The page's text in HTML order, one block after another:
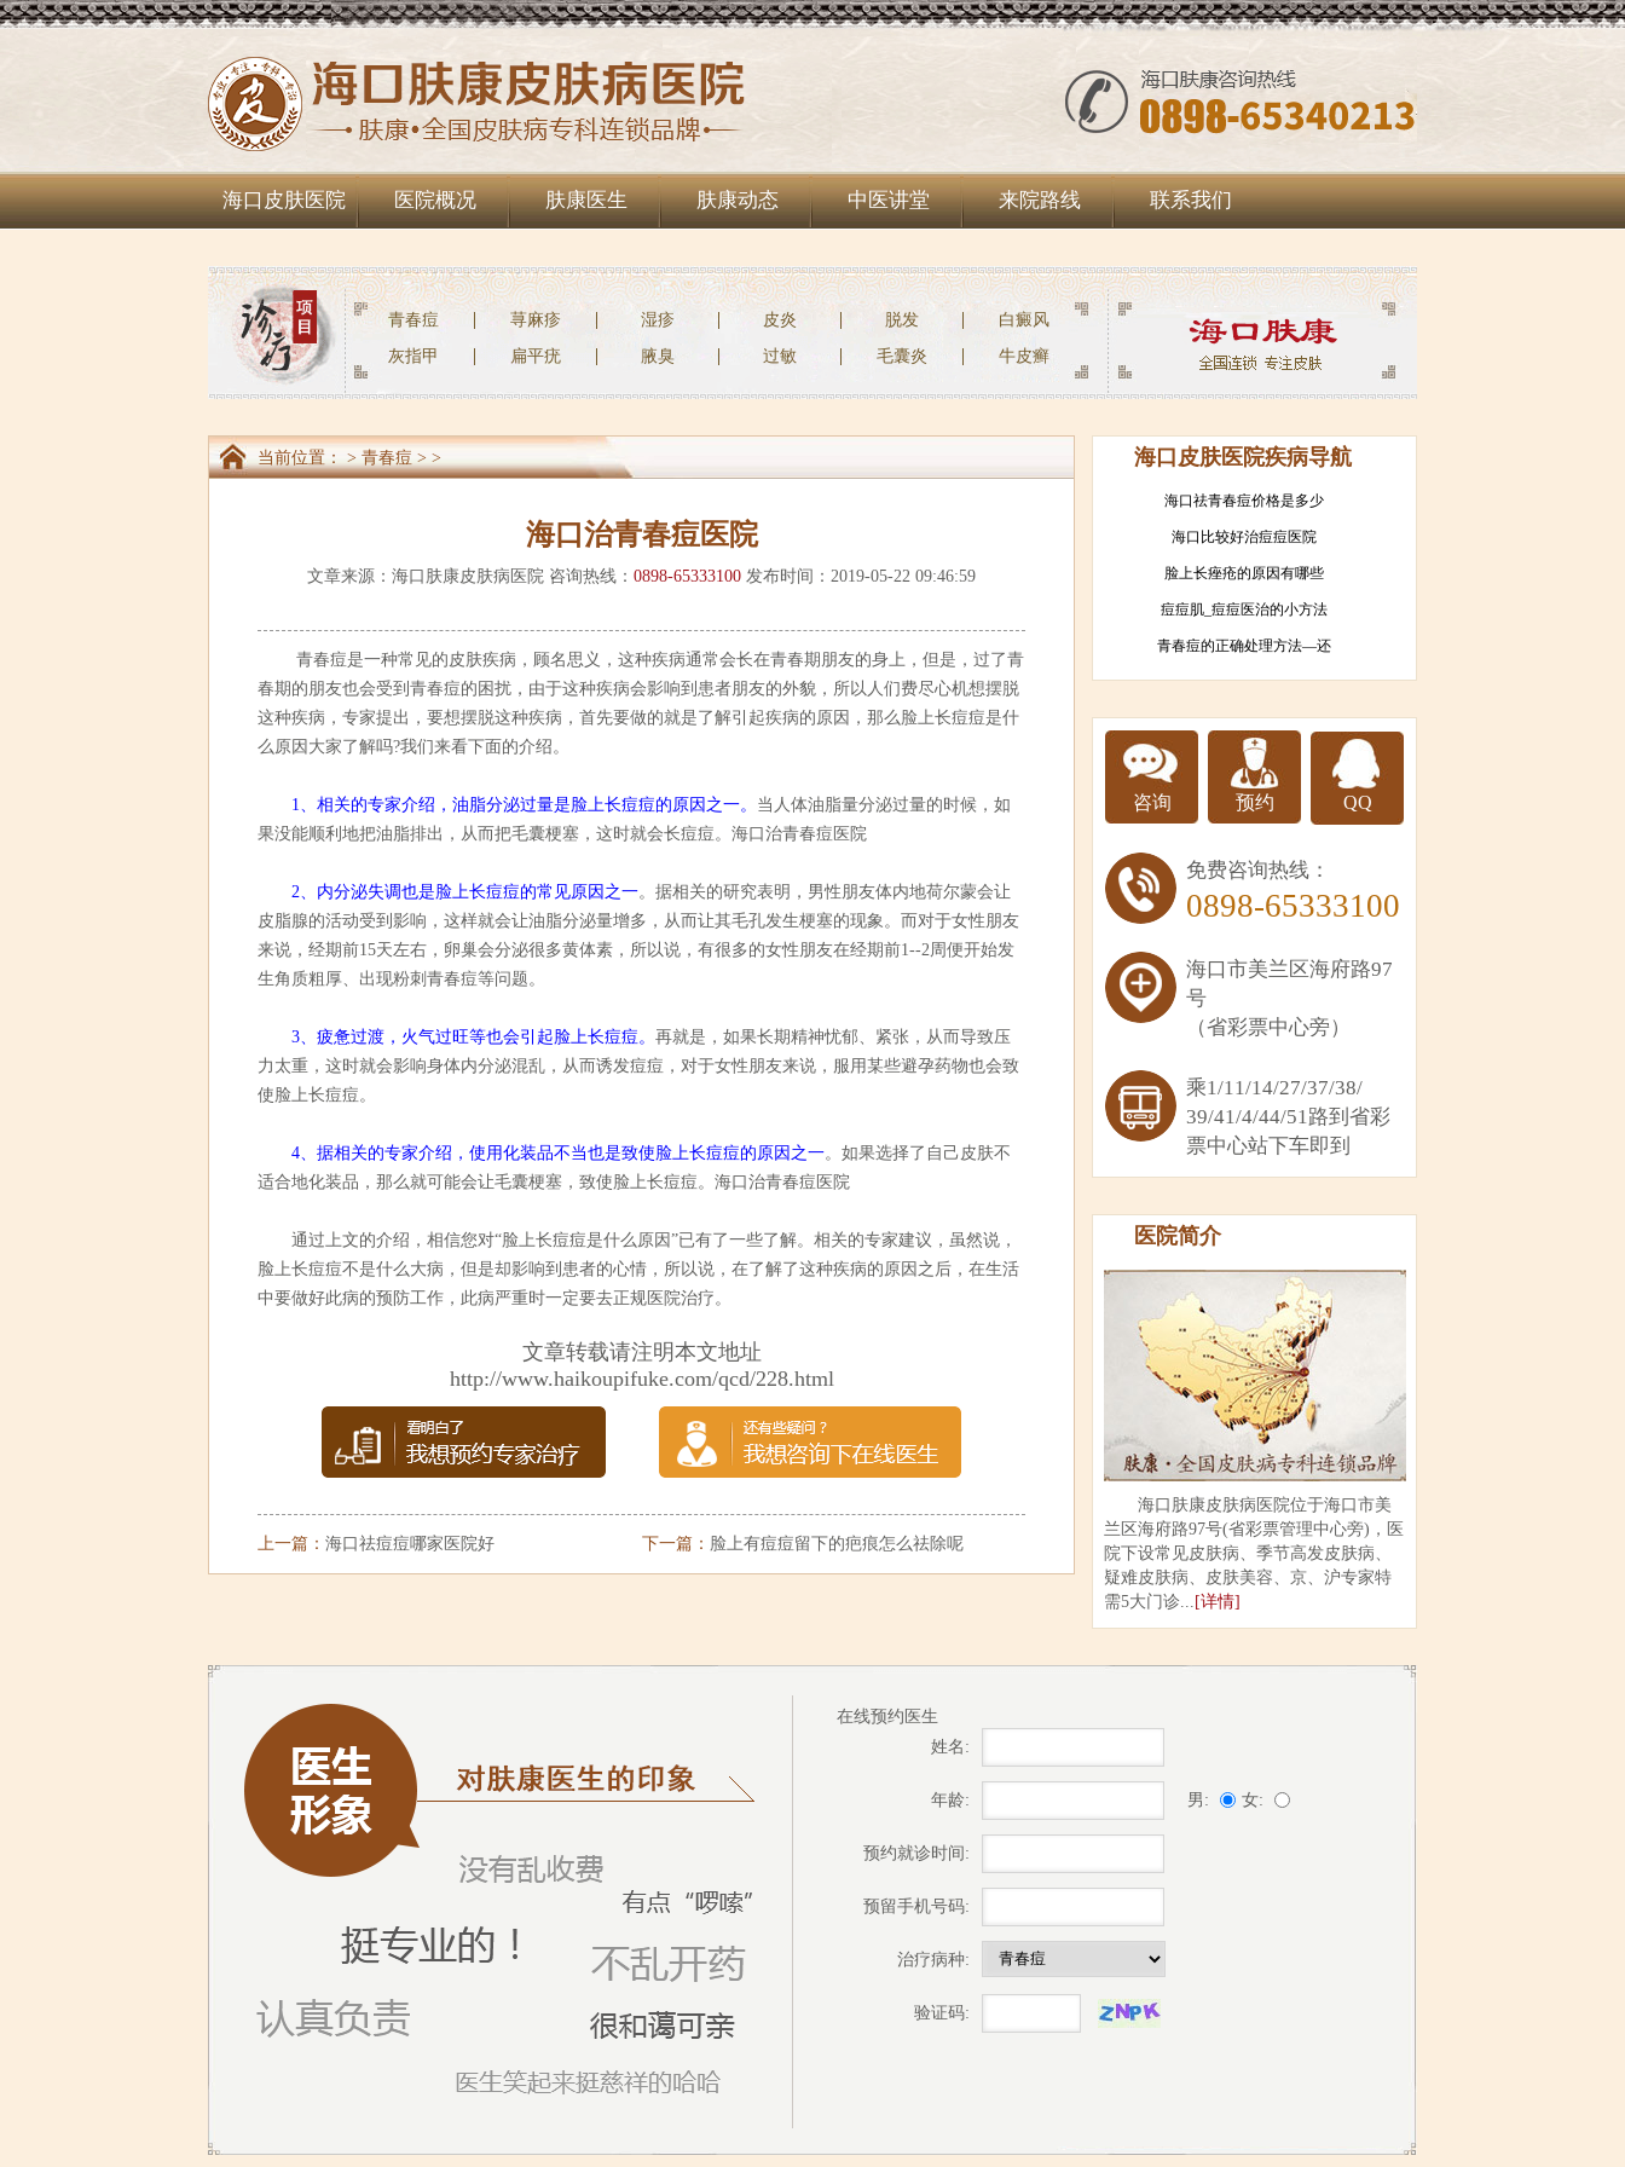
海口皮肤医院 医院概况 肤康医生 肤康动态 中医讲堂 来院路线 联系我们
青春痘 荨麻疹 湿疹 皮炎 脱发
白癜风
灰指甲
扁平疣 腋臭 过敏 毛囊炎 牛皮癣
当前位置： > 青春痘 > >
海口治青春痘医院
文章来源：海口肤康皮肤病医院 咨询热线： 0898-65333100 发布时间：2019-05-22 09:46:59
青春痘是一种常见的皮肤疾病，顾名思义，这种疾病通常会长在青春期朋友的身上，但是，过了青
春期的朋友也会受到青春痘的困扰，由于这种疾病会影响到患者朋友的外貌，所以人们费尽心机想摆脱
这种疾病，专家提出，要想摆脱这种疾病，首先要做的就是了解引起疾病的原因，那么脸上长痘痘是什
么原因大家了解吗?我们来看下面的介绍。
1、相关的专家介绍，油脂分泌过量是脸上长痘痘的原因之一。 当人体油脂量分泌过量的时候，如
果没能顺利地把油脂排出，从而把毛囊梗塞，这时就会长痘痘。海口治青春痘医院
2、内分泌失调也是脸上长痘痘的常见原因之一。据相关的研究表明，男性朋友体内地荷尔蒙会让
皮脂腺的活动受到影响，这样就会让油脂分泌量增多，从而让其毛孔发生梗塞的现象。而对于女性朋友
来说，经期前15天左右，卵巢会分泌很多黄体素，所以说，有很多的女性朋友在经期前1--2周便开始发
生角质粗厚、出现粉刺青春痘等问题。
3、疲惫过渡，火气过旺等也会引起脸上长痘痘。 再就是，如果长期精神忧郁、紧张，从而导致压
力太重，这时就会影响身体内分泌混乱，从而诱发痘痘，对于女性朋友来说，服用某些避孕药物也会致
使脸上长痘痘。
4、据相关的专家介绍，使用化装品不当也是致使脸上长痘痘的原因之一。如果选择了自己皮肤不
适合地化装品，那么就可能会让毛囊梗塞，致使脸上长痘痘。海口治青春痘医院
通过上文的介绍，相信您对“脸上长痘痘是什么原因”已有了一些了解。相关的专家建议，虽然说，
脸上长痘痘不是什么大病，但是却影响到患者的心情，所以说，在了解了这种疾病的原因之后，在生活
中要做好此病的预防工作，此病严重时一定要去正规医院治疗。
文章转载请注明本文地址
http://www.haikoupifuke.com/qcd/228.html
上一篇： 海口祛痘痘哪家医院好 下一篇： 脸上有痘痘留下的疤痕怎么祛除呢
海口皮肤医院疾病导航
海口祛青春痘价格是多少
海口比较好治痘痘医院
脸上长痤疮的原因有哪些
痘痘肌_痘痘医治的小方法
青春痘的正确处理方法—还
咨询 预约 QQ
免费咨询热线：
0898-65333100
海口市美兰区海府路97
号
（省彩票中心旁）
乘1/11/14/27/37/38/
39/41/4/44/51路到省彩
票中心站下车即到
医院简介
海口肤康皮肤病医院位于海口市美
兰区海府路97号(省彩票管理中心旁)，医
院下设常见皮肤病、季节高发皮肤病、
疑难皮肤病、皮肤美容、京、沪专家特
需5大门诊... [详情]
在线预约医生
姓名:
年龄: 男: 女:
预约就诊时间:
预留手机号码:
治疗病种:
验证码: